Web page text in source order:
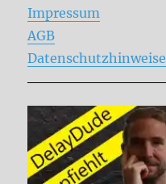
Impressum
AGB
Datenschutzhinweise